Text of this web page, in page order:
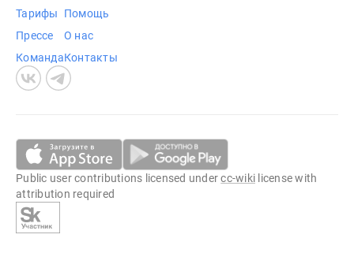
Тарифы
Прессе
Команда
Помощь
О нас
Контакты
Public user contributions licensed undercc-wiki license with
attribution required